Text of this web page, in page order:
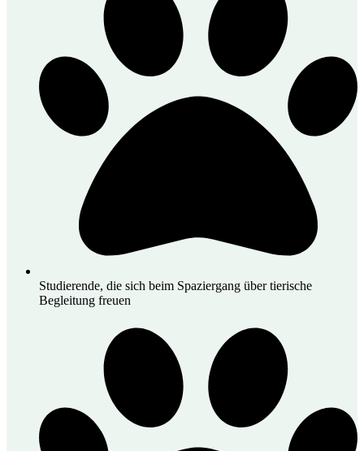
Studierende, die sich beim Spaziergang über tierische
Begleitung freuen